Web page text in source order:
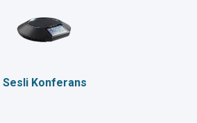
Sesli Konferans